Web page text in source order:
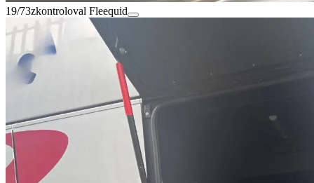
19/73zkontroloval Fleequid